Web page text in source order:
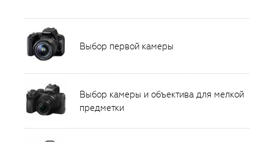
Выбор первой камеры
Выбор камеры и объектива для мелкой
предметки